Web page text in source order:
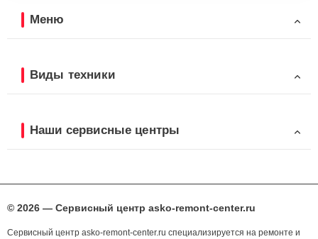
Меню
Виды техники
Наши сервисные центры
© 2026 — Сервисный центр asko-remont-center.ru
Сервисный центр asko-remont-center.ru специализируется на ремонте и